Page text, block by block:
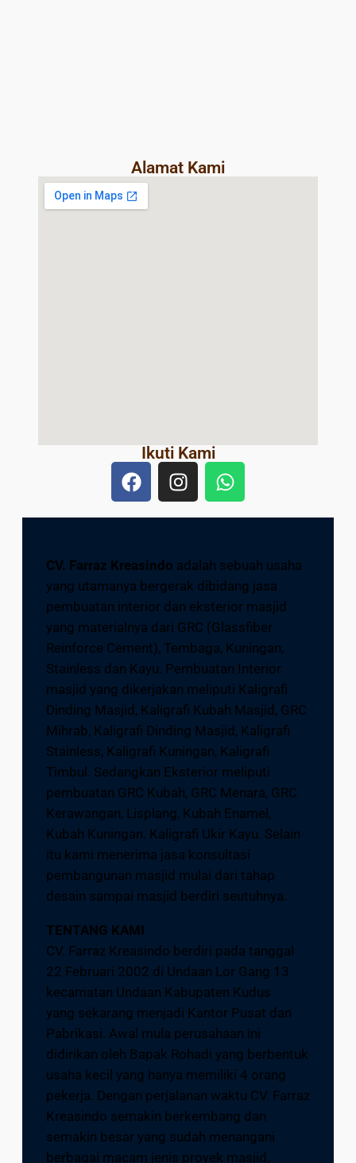
Alamat Kami
Ikuti Kami
CV. Farraz Kreasindo adalah sebuah usaha
yang utamanya bergerak dibidang jasa
pembuatan interior dan eksterior masjid
yang materialnya dari GRC (Glassfiber
Reinforce Cement), Tembaga, Kuningan,
Stainless dan Kayu. Pembuatan Interior
masjid yang dikerjakan meliputi Kaligrafi
Dinding Masjid, Kaligrafi Kubah Masjid, GRC
Mihrab, Kaligrafi Dinding Masjid, Kaligrafi
Stainless, Kaligrafi Kuningan, Kaligrafi
Timbul. Sedangkan Eksterior meliputi
pembuatan GRC Kubah, GRC Menara, GRC
Kerawangan, Lisplang, Kubah Enamel,
Kubah Kuningan. Kaligrafi Ukir Kayu. Selain
itu kami menerima jasa konsultasi
pembangunan masjid mulai dari tahap
desain sampai masjid berdiri seutuhnya.
TENTANG KAMI
CV. Farraz Kreasindo berdiri pada tanggal
22 Februari 2002 di Undaan Lor Gang 13
kecamatan Undaan Kabupaten Kudus
yang sekarang menjadi Kantor Pusat dan
Pabrikasi. Awal mula perusahaan ini
didirikan oleh Bapak Rohadi yang berbentuk
usaha kecil yang hanya memiliki 4 orang
pekerja. Dengan perjalanan waktu CV. Farraz
Kreasindo semakin berkembang dan
semakin besar yang sudah menangani
berbagai macam jenis proyek masjid,